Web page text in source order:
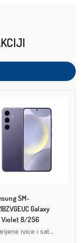
SM-
Galaxy
Violet 8/256
ivice i sat...